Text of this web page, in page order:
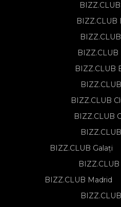
BIZZ.CLUB
BIZZ.CLUB
BIZZ.CLUB
BIZZ.CLUB
BIZZ.CLUB
BIZZ.CLUB Galați
BIZZ.CLUB Madrid